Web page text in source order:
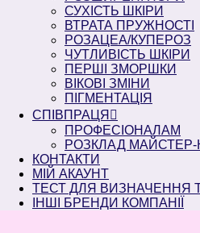
СУХІСТЬ ШКІРИ
ВТРАТА ПРУЖНОСТІ
РОЗАЦЕА/КУПЕРОЗ
ЧУТЛИВІСТЬ ШКІРИ
ПЕРШІ ЗМОРШКИ
ВІКОВІ ЗМІНИ
ПІГМЕНТАЦІЯ
СПІВПРАЦЯ
ПРОФЕСІОНАЛАМ
РОЗКЛАД МАЙСТЕР-
КОНТАКТИ
МІЙ АКАУНТ
ТЕСТ ДЛЯ ВИЗНАЧЕННЯ
ІНШІ БРЕНДИ КОМПАНІЇ